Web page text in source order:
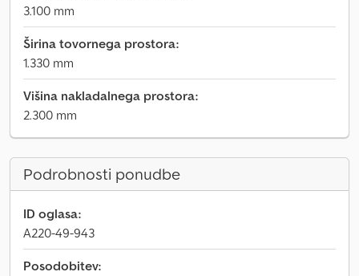
3.100 mm
Širina tovornega prostora:
1.330 mm
Višina nakladalnega prostora:
2.300 mm
Podrobnosti ponudbe
ID oglasa:
A220-49-943
Posodobitev: